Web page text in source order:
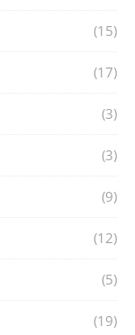
(15)
(17)
(3)
(3)
(9)
(12)
(5)
(19)